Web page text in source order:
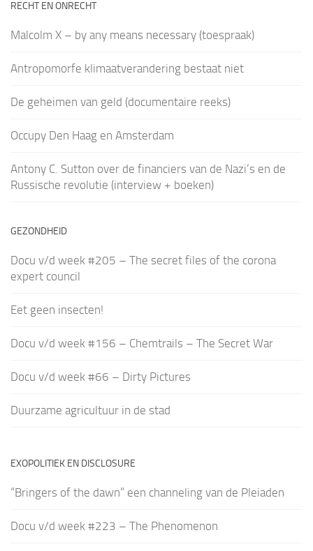
RECHT EN ONRECHT
Malcolm X – by any means necessary (toespraak)
Antropomorfe klimaatverandering bestaat niet
De geheimen van geld (documentaire reeks)
Occupy Den Haag en Amsterdam
Antony C. Sutton over de financiers van de Nazi’s en de
Russische revolutie (interview + boeken)
GEZONDHEID
Docu v/d week #205 – The secret files of the corona
expert council
Eet geen insecten!
Docu v/d week #156 – Chemtrails – The Secret War
Docu v/d week #66 – Dirty Pictures
Duurzame agricultuur in de stad
EXOPOLITIEK EN DISCLOSURE
“Bringers of the dawn” een channeling van de Pleiaden
Docu v/d week #223 – The Phenomenon